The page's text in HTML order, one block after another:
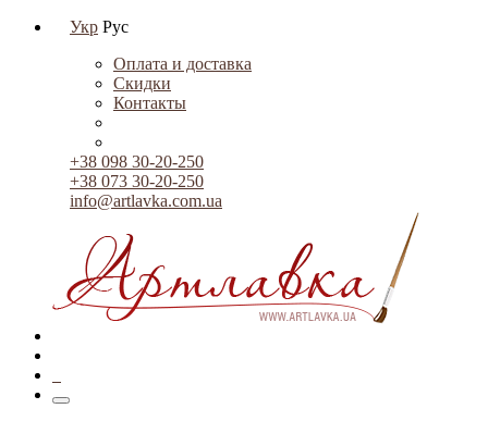
Укр Рус
Оплата и доставка
Скидки
Контакты
+38 098 30-20-250
+38 073 30-20-250
info@artlavka.com.ua